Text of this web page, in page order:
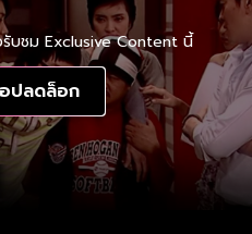
รับชม Exclusive Content นี้
ปลดล็อก